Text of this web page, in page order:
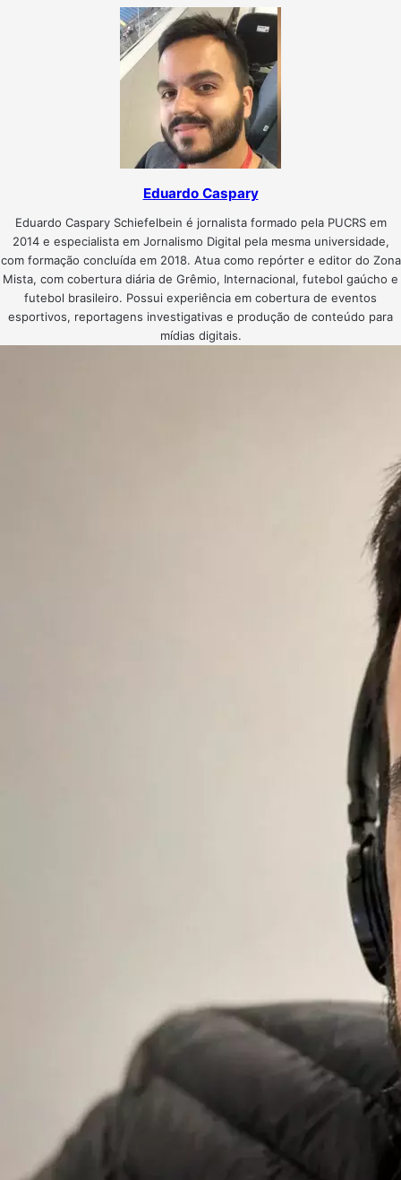
Eduardo Caspary
Eduardo Caspary Schiefelbein é jornalista formado pela PUCRS em
2014 e especialista em Jornalismo Digital pela mesma universidade,
com formação concluída em 2018. Atua como repórter e editor do Zona
Mista, com cobertura diária de Grêmio, Internacional, futebol gaúcho e
futebol brasileiro. Possui experiência em cobertura de eventos
esportivos, reportagens investigativas e produção de conteúdo para
mídias digitais.